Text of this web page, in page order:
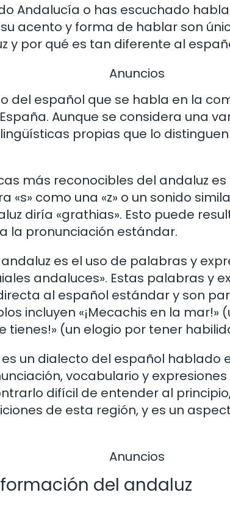
Andalucía o has escuchado
acento y forma de hablar son
y por qué es tan diferente al
Anuncios
del español que se habla en la
Aunque se considera una
propias que lo
más reconocibles del andaluz es
«s» como una «z» o un sonido
diría «grathias». Esto puede
la pronunciación estándar.
es el uso de palabras y
andaluces». Estas palabras y
al español estándar y son
incluyen «¡Mecachis en la
tienes!» (un elogio por tener
es un dialecto del español hablado
vocabulario y
difícil de entender al
de esta región, y es un
Anuncios
del andaluz